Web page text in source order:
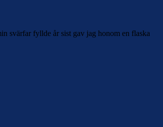
svärfar fyllde år sist gav jag honom en flaska